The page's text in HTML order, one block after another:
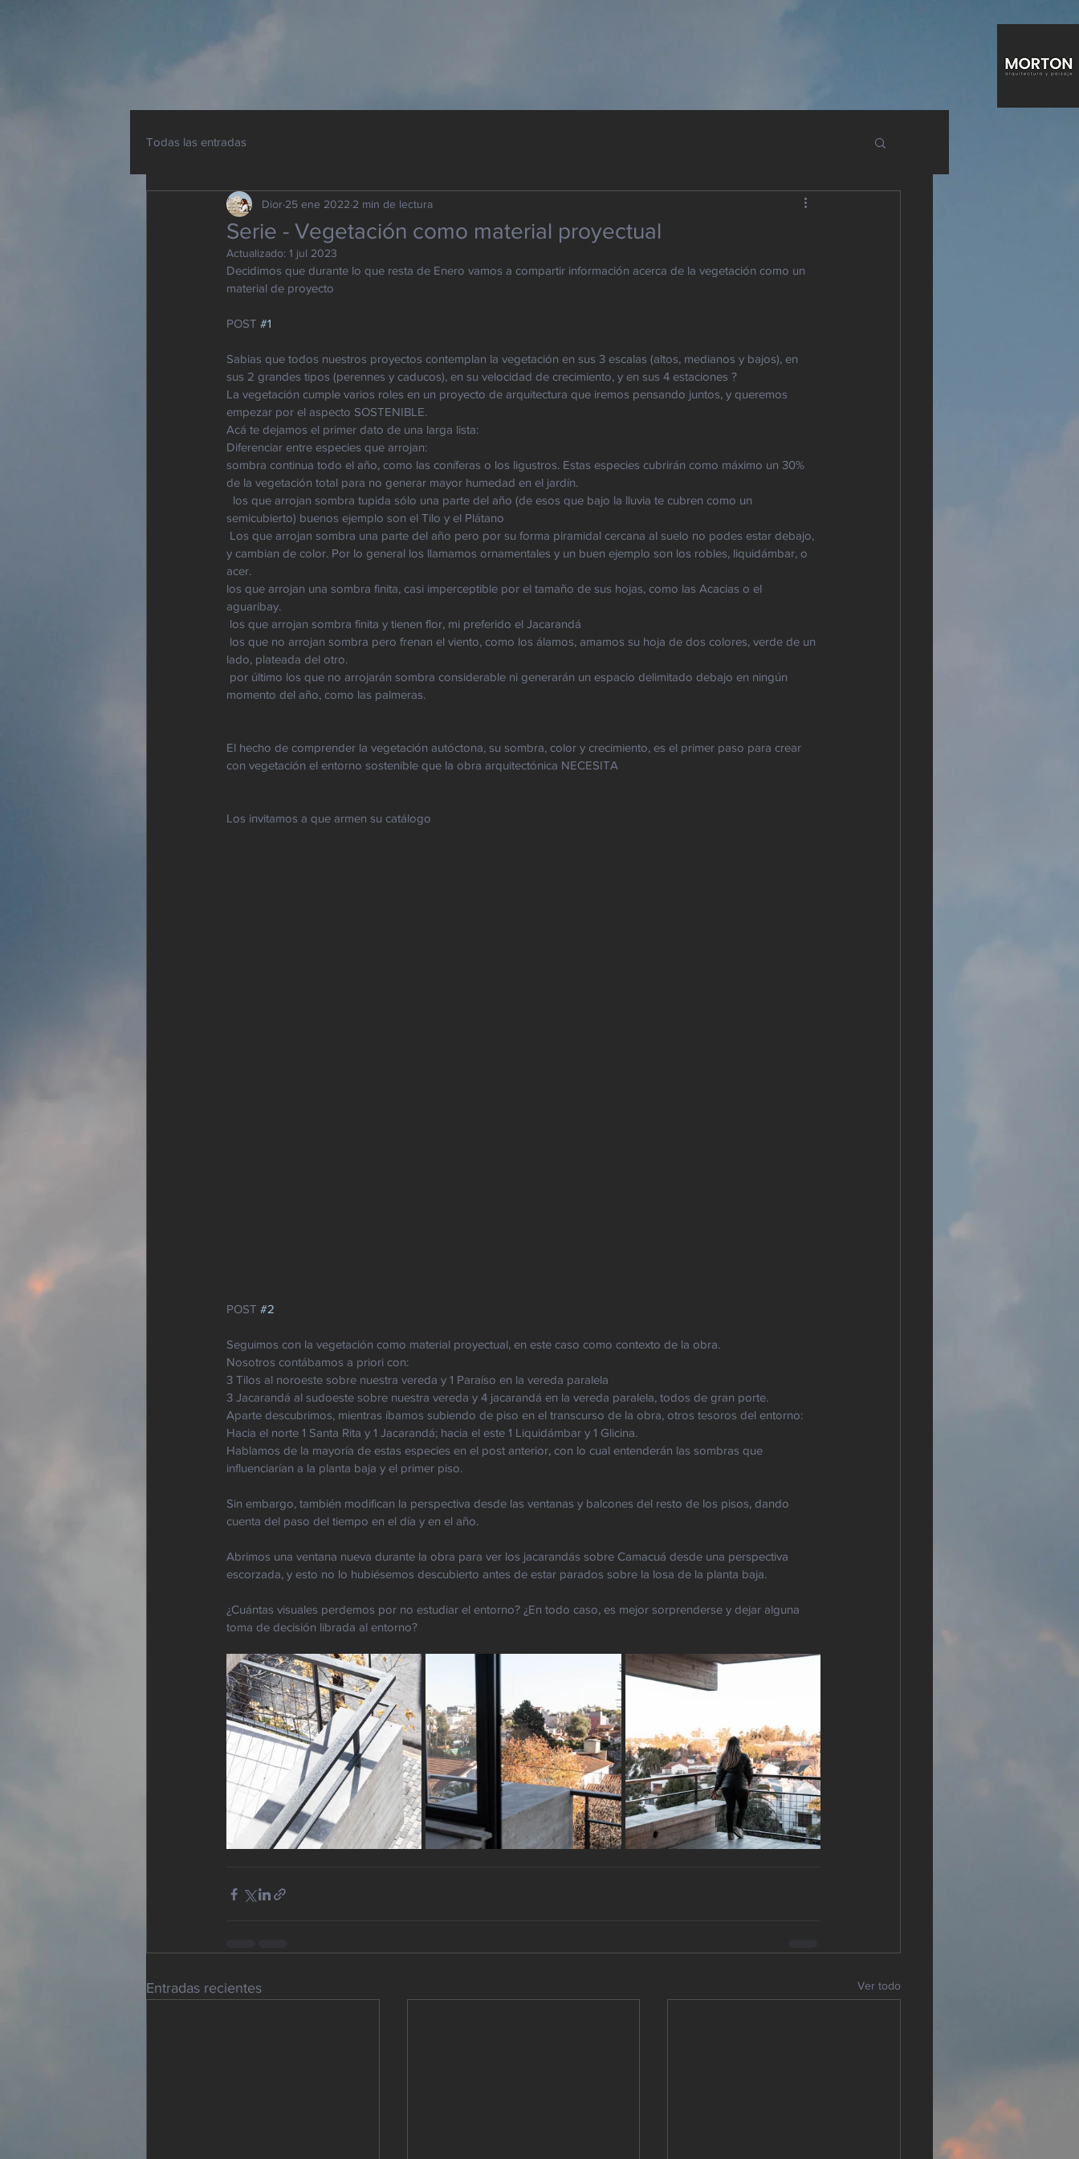
Todas las entradas
Serie - Vegetación como material proyectual
Dior 25 ene 2022 2 min de lectura
Actualizado: 1 jul 2023
Decidimos que durante lo que resta de Enero vamos a compartir información acerca de la vegetación como un
material de proyecto
POST #1
Sabias que todos nuestros proyectos contemplan la vegetación en sus 3 escalas (altos, medianos y bajos), en
sus 2 grandes tipos (perennes y caducos), en su velocidad de crecimiento, y en sus 4 estaciones ?
La vegetación cumple varios roles en un proyecto de arquitectura que iremos pensando juntos, y queremos
empezar por el aspecto SOSTENIBLE.
Acá te dejamos el primer dato de una larga lista:
Diferenciar entre especies que arrojan:
sombra continua todo el año, como las coníferas o los ligustros. Estas especies cubrirán como máximo un 30%
de la vegetación total para no generar mayor humedad en el jardín.
semicubierto) buenos ejemplo son el Tilo y el Plátano
y cambian de color. Por lo general los llamamos ornamentales y un buen ejemplo son los robles, liquidámbar, o
acer.
los que arrojan una sombra finita, casi imperceptible por el tamaño de sus hojas, como las Acacias o el
aguaribay.
los que arrojan sombra finita y tienen flor, mi preferido el Jacarandá
lado, plateada del otro.
momento del año, como las palmeras.
El hecho de comprender la vegetación autóctona, su sombra, color y crecimiento, es el primer paso para crear
con vegetación el entorno sostenible que la obra arquitectónica NECESITA
Los invitamos a que armen su catálogo
POST #2
Seguimos con la vegetación como material proyectual, en este caso como contexto de la obra.
Nosotros contábamos a priori con:
3 Tilos al noroeste sobre nuestra vereda y 1 Paraíso en la vereda paralela
3 Jacarandá al sudoeste sobre nuestra vereda y 4 jacarandá en la vereda paralela, todos de gran porte.
Aparte descubrimos, mientras íbamos subiendo de piso en el transcurso de la obra, otros tesoros del entorno:
Hacia el norte 1 Santa Rita y 1 Jacarandá; hacia el este 1 Liquidámbar y 1 Glicina.
Hablamos de la mayoría de estas especies en el post anterior, con lo cual entenderán las sombras que
influenciarían a la planta baja y el primer piso.
Sin embargo, también modifican la perspectiva desde las ventanas y balcones del resto de los pisos, dando
cuenta del paso del tiempo en el día y en el año.
Abrimos una ventana nueva durante la obra para ver los jacarandás sobre Camacuá desde una perspectiva
escorzada, y esto no lo hubiésemos descubierto antes de estar parados sobre la losa de la planta baja.
¿Cuántas visuales perdemos por no estudiar el entorno? ¿En todo caso, es mejor sorprenderse y dejar alguna
toma de decisión librada al entorno?
Entradas recientes Ver todo